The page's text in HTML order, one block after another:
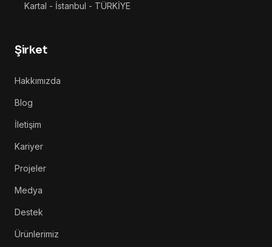
Kartal - İstanbul - TÜRKİYE
Şirket
Hakkımızda
Blog
İletişim
Kariyer
Projeler
Medya
Destek
Ürünlerimiz